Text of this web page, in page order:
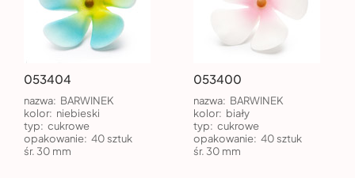
053404
nazwa: BARWINEK
kolor: niebieski
typ: cukrowe
opakowanie: 40 sztuk
śr. 30 mm
053400
nazwa: BARWINEK
kolor: biały
typ: cukrowe
opakowanie: 40 sztuk
śr. 30 mm